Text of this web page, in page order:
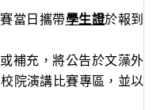
當日攜帶學生證於報到
補充，將公告於文藻外
院演講比賽專區，並以